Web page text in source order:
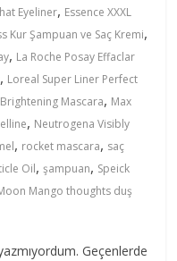
Eyeliner, Essence XXXL
Kur Şampuan ve Saç Kremi,
, La Roche Posay Effaclar
, Loreal Super Liner Perfect
Mascara, Max
, Neutrogena Visibly
, rocket mascara, saç
Oil,şampuan, Speick
Mango thoughts duş
Geçenlerde